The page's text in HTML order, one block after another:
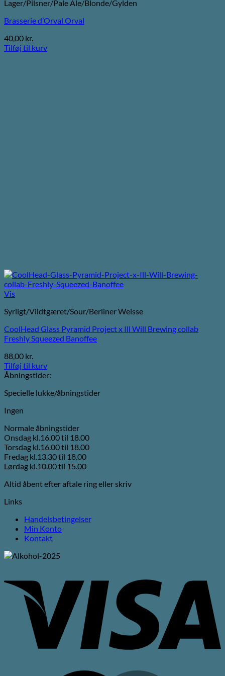
Lager/Pilsner/Pale Ale/Blonde/Gylden
Brasserie d’Orval Orval
40,00 kr.
Tilføj til kurv
Vis
Syrligt/Vildtgæret/Sour/Berliner Weisse
CoolHead Glass Pyramid Project x Ill Will Brewing collab
Freshly Squeezed Banoffee
88,00 kr.
Tilføj til kurv
Åbningstider:
Specielle lukke/åbningstider
Ingen
Normale åbningstider
Onsdag kl.16.00 til 18.00
Torsdag kl.16.00 til 18.00
Fredag kl.13.30 til 18.00
Lørdag kl.10.00 til 15.00
Altid åbent efter aftale ring eller skriv
Links
Handelsbetingelser
Min Konto
Kontakt